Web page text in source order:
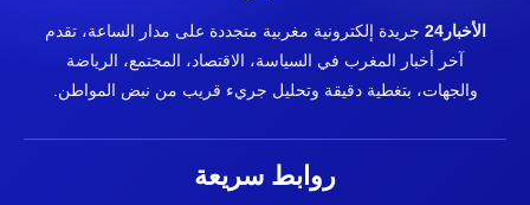
الأخبار24
جريدة إلكترونية مغربية متجددة على مدار الساعة، تقدم
آخر أخبار المغرب في السياسة، الاقتصاد، المجتمع، الرياضة
والجهات، بتغطية دقيقة وتحليل جريء قريب من نبض المواطن.
روابط سريعة